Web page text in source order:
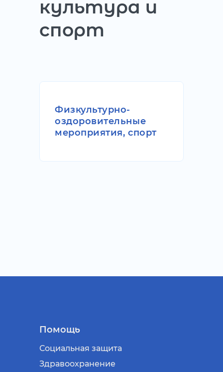
культура и
спорт
Физкультурно-
оздоровительные
мероприятия, спорт
Помощь
Социальная защита
Здравоохранение